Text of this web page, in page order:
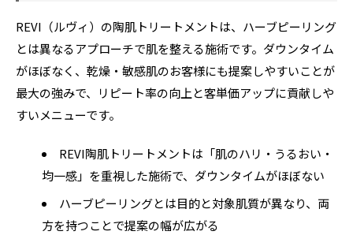
REVI（ルヴィ）の陶肌トリートメントは、ハーブピーリング
とは異なるアプローチで肌を整える施術です。ダウンタイム
がほぼなく、乾燥・敏感肌のお客様にも提案しやすいことが
最大の強みで、リピート率の向上と客単価アップに貢献しや
すいメニューです。
REVI陶肌トリートメントは「肌のハリ・うるおい・
均一感」を重視した施術で、ダウンタイムがほぼない
ハーブピーリングとは目的と対象肌質が異なり、両
方を持つことで提案の幅が広がる